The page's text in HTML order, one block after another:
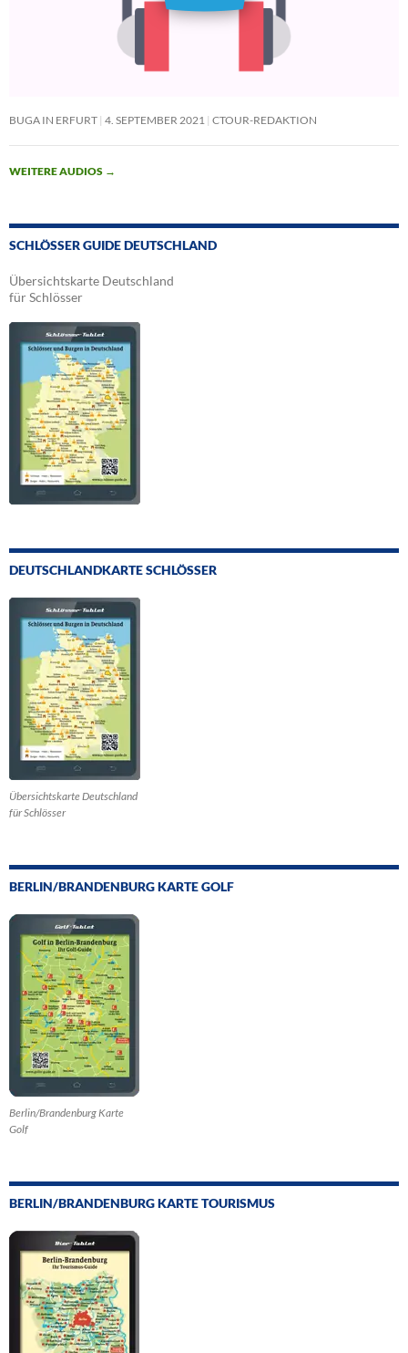
BUGA IN ERFURT 4. SEPTEMBER 2021 CTOUR-REDAKTION
WEITERE AUDIOS →
SCHLÖSSER GUIDE DEUTSCHLAND
Übersichtskarte Deutschland
für Schlösser
DEUTSCHLANDKARTE SCHLÖSSER
Übersichtskarte Deutschland
für Schlösser
BERLIN/BRANDENBURG KARTE GOLF
Berlin/Brandenburg Karte
Golf
BERLIN/BRANDENBURG KARTE TOURISMUS